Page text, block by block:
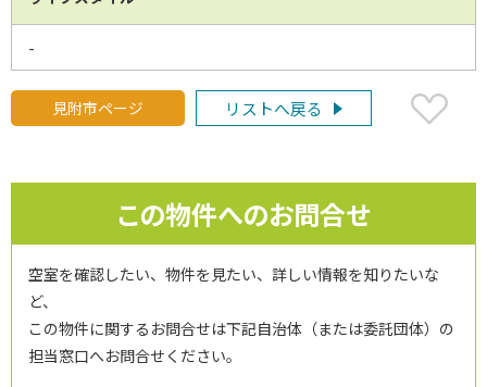
-
見附市ページ リストへ戻る
この物件へのお問合せ
空室を確認したい、物件を見たい、詳しい情報を知りたいな
ど、
この物件に関するお問合せは下記自治体（または委託団体）の
担当窓口へお問合せください。